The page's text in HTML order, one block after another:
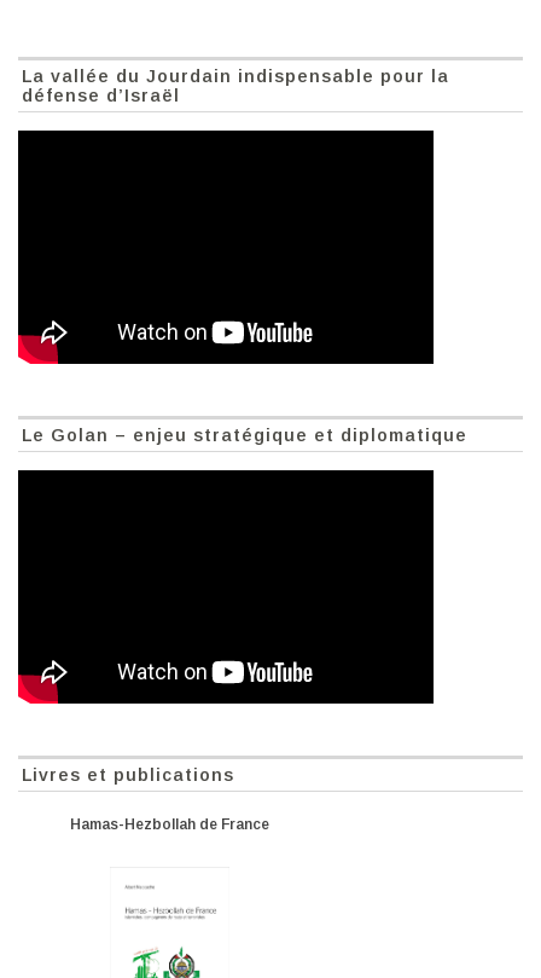
La vallée du Jourdain indispensable pour la
défense d’Israël
Le Golan – enjeu stratégique et diplomatique
Livres et publications
Hamas-Hezbollah de France